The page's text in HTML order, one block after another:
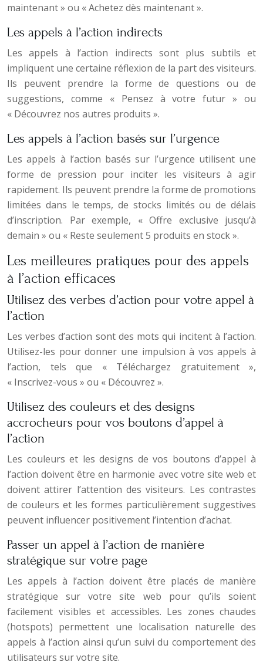
maintenant » ou « Achetez dès maintenant ».
Les appels à l’action indirects
Les appels à l’action indirects sont plus subtils et
impliquent une certaine réflexion de la part des visiteurs.
Ils peuvent prendre la forme de questions ou de
suggestions, comme « Pensez à votre futur » ou
« Découvrez nos autres produits ».
Les appels à l’action basés sur l’urgence
Les appels à l’action basés sur l’urgence utilisent une
forme de pression pour inciter les visiteurs à agir
rapidement. Ils peuvent prendre la forme de promotions
limitées dans le temps, de stocks limités ou de délais
d’inscription. Par exemple, « Offre exclusive jusqu’à
demain » ou « Reste seulement 5 produits en stock ».
Les meilleures pratiques pour des appels
à l’action efficaces
Utilisez des verbes d’action pour votre appel à
l’action
Les verbes d’action sont des mots qui incitent à l’action.
Utilisez-les pour donner une impulsion à vos appels à
l’action, tels que « Téléchargez gratuitement »,
« Inscrivez-vous » ou « Découvrez ».
Utilisez des couleurs et des designs
accrocheurs pour vos boutons d’appel à
l’action
Les couleurs et les designs de vos boutons d’appel à
l’action doivent être en harmonie avec votre site web et
doivent attirer l’attention des visiteurs. Les contrastes
de couleurs et les formes particulièrement suggestives
peuvent influencer positivement l’intention d’achat.
Passer un appel à l’action de manière
stratégique sur votre page
Les appels à l’action doivent être placés de manière
stratégique sur votre site web pour qu’ils soient
facilement visibles et accessibles. Les zones chaudes
(hotspots) permettent une localisation naturelle des
appels à l’action ainsi qu’un suivi du comportement des
utilisateurs sur votre site.